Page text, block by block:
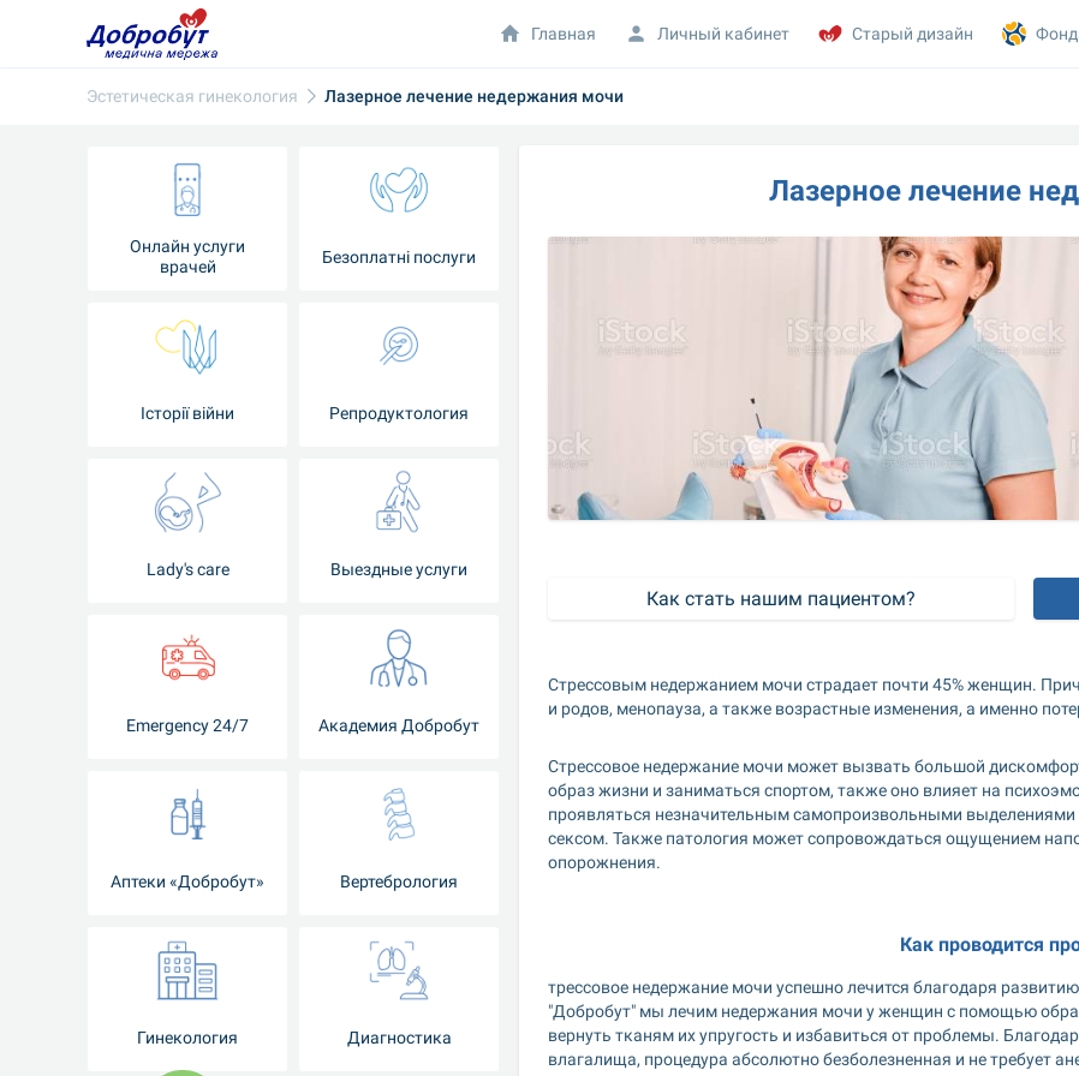
Эстетическая гинекология Лазерное лечение недержания мочи
Онлайн услуги
врачей
Безоплатні послуги
Iсторії війни Репродуктология
Lady's care Выездные услуги
Emergency 24/7 Академия Добробут
Аптеки «Добробут» Вертебрология
Гинекология Диагностика
Лазерное лечение
Как стать нашим пациентом?
Стрессовым недержанием мочи страдает почти 45% женщин.
и родов, менопауза, а также возрастные изменения, а именно
Стрессовое недержание мочи может вызвать большой
образ жизни и заниматься спортом, также оно влияет на
проявляться незначительным самопроизвольными
сексом. Также патология может сопровождаться ощущением
опорожнения.
Как проводится
трессовое недержание мочи успешно лечится благодаря
"Добробут" мы лечим недержания мочи у женщин с помощью
вернуть тканям их упругость и избавиться от проблемы.
влагалища, процедура абсолютно безболезненная и не требует
Главная Личный кабинет Старый дизайн